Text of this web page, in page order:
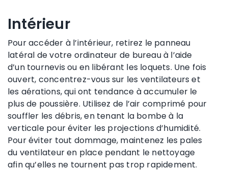
Intérieur
Pour accéder à l’intérieur, retirez le panneau
latéral de votre ordinateur de bureau à l’aide
d’un tournevis ou en libérant les loquets. Une fois
ouvert, concentrez-vous sur les ventilateurs et
les aérations, qui ont tendance à accumuler le
plus de poussière. Utilisez de l’air comprimé pour
souffler les débris, en tenant la bombe à la
verticale pour éviter les projections d’humidité.
Pour éviter tout dommage, maintenez les pales
du ventilateur en place pendant le nettoyage
afin qu’elles ne tournent pas trop rapidement.